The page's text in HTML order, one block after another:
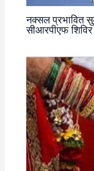
नक्सल प्रभावित
सीआरपीएफ शिविर